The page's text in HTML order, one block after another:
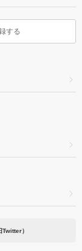
する
Twitter）